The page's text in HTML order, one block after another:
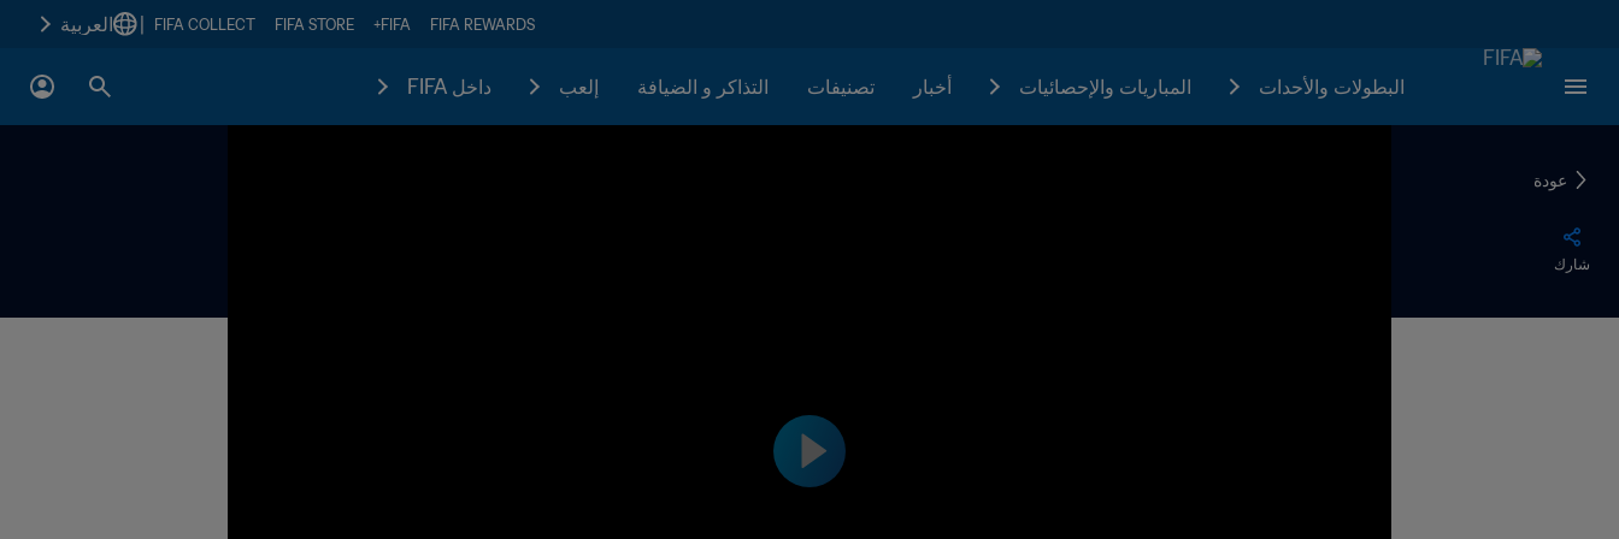
FIFA REWARDS
FIFA+
FIFA STORE
FIFA COLLECT العربية
البطولات والأحدات المباريات والإحصائيات أخبار تصنيفات التذاكر و الضيافة إلعب داخل FIFA
عودة
شارك